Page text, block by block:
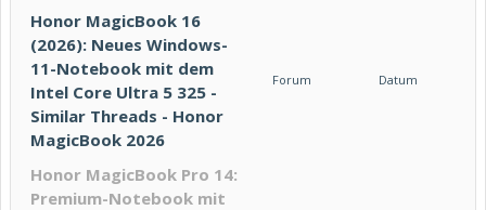
Honor MagicBook 16
(2026): Neues Windows-
11-Notebook mit dem
Intel Core Ultra 5 325 -
Similar Threads - Honor
MagicBook 2026
Forum Datum
Honor MagicBook Pro 14:
Premium-Notebook mit